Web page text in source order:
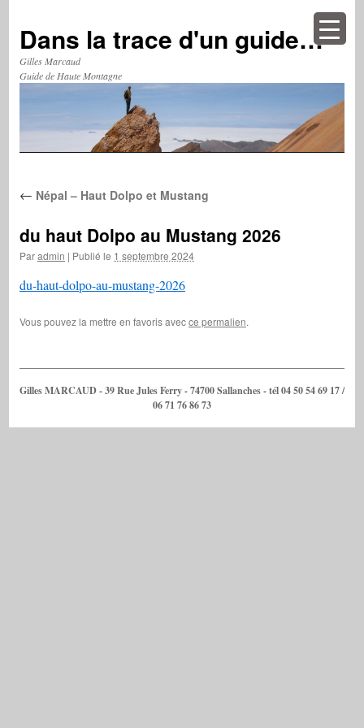
contenu
Dans la trace d'un guide…
Gilles Marcaud
Guide de Haute Montagne
← Népal – Haut Dolpo et Mustang
du haut Dolpo au Mustang 2026
Paradmin | Publié le 1 septembre 2024
du-haut-dolpo-au-mustang-2026
Vous pouvez la mettre en favoris avecce permalien.
Gilles MARCAUD - 39 Rue Jules Ferry - 74700 Sallanches - tél 04 50 54 69 17 /
06 71 76 86 73